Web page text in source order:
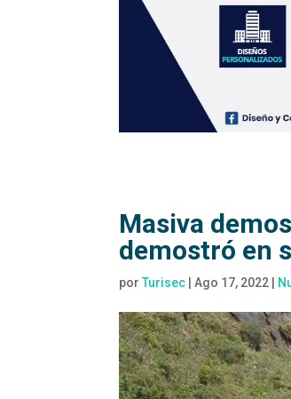
Masiva
demostró en
porTurisec |Ago 17, 2022